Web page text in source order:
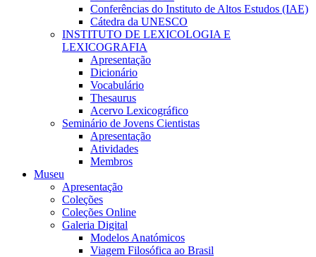
Conferências do Instituto de Altos Estudos (IAE)
Cátedra da UNESCO
INSTITUTO DE LEXICOLOGIA E
LEXICOGRAFIA
Apresentação
Dicionário
Vocabulário
Thesaurus
Acervo Lexicográfico
Seminário de Jovens Cientistas
Apresentação
Atividades
Membros
Museu
Apresentação
Coleções
Coleções Online
Galeria Digital
Modelos Anatómicos
Viagem Filosófica ao Brasil